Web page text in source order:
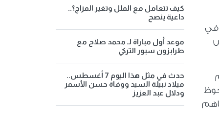
في
كيف تتعامل مع الملل وتغير المزاج؟..
داعية ينصح
موعد أول مباراة لـ محمد صلاح مع
طرابزون سبور التركي
حدث في مثل هذا اليوم 7 أغسطس..
ميلاد نبيلة السيد ووفاة حسن الأسمر
ودلال عبد العزيز